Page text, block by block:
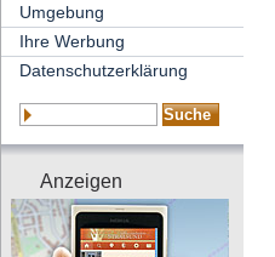
Umgebung
Ihre Werbung
Datenschutzerklärung
Anzeigen